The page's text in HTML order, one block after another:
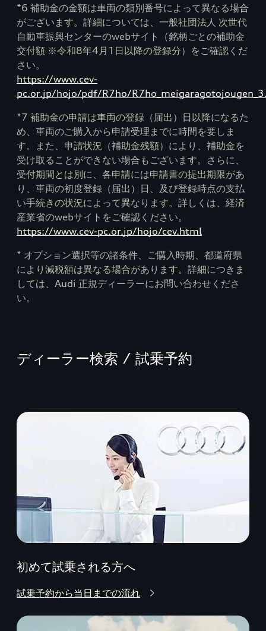
*6 補助金の金額は車両の類別番号によって異なる場合
がございます。詳細については、一般社団法人 次世代
自動車振興センターのwebサイト（銘柄ごとの補助金
交付額 ※令和8年4月1日以降の登録分）をご確認くだ
さい。
https://www.cev-
pc.or.jp/hojo/pdf/R7ho/
*7 補助金の申請は車両の登録（届出）日以降になるた
め、車両のご購入から申請受理までに時間を要しま
す。また、申請状況（補助金残額）により、補助金を
受け取ることができない場合もございます。さらに、
受付期間とは別に、各申請には申請書の提出期限があ
り、車両の初度登録（届出）日、及び登録時点の支払
い手続きの状況によって異なります。詳しくは、経済
産業省のwebサイトをご確認ください。
https://www.cev-pc.or.jp/hojo/cev.html
* オプション選択等の諸条件、ご購入時期、都道府県
により減税額は異なる場合があります。詳細につきま
しては、Audi 正規ディーラーにお問い合わせくださ
い。
ディーラー検索 / 試乗予約
初めて試乗される方へ
試乗予約から当日までの流れ